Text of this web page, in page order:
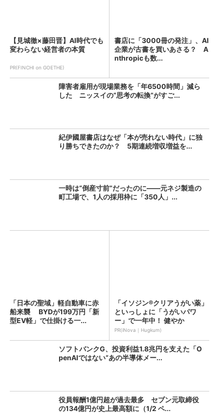
【見城徹×藤田晋】AI時代でも
変わらない経営者の本質
PR(FINCHI on GOETHE)
書店に「3000冊の発注」、AI
企業が古書を買いあさる？ A
nthropicも数...
障害者雇用が現場業務を「年6500時間」減ら
した ニッスイの“思考の転換”がすご...
紀伊國屋書店はなぜ「本が売れない時代」に独
り勝ちできたのか？ 5期連続増収増益を...
一時は“倒産寸前”だったのに――元ネジ製造の
町工場で、1人の採用枠に「350人」...
「日本の聖域」軽自動車に赤
船来襲 BYDが199万円「新
型EV軽」で仕掛ける一...
「イソジン®クリアうがい薬」
といっしょに「うがいパワ
ー」で一年中！ 健やか
PR(iNova｜Hugkum)
ソフトバンクG、投資利益1.8兆円を支えた「O
penAIではない“あの半導体メー...
役員報酬1億円超が過去最多 セブン元取締役
の134億円が史上最高額に（1/2 ペ...